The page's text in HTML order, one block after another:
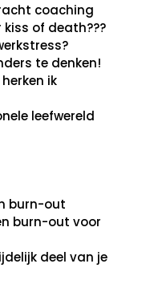
coaching
of death???
te denken!
ik
leefwereld
burn-out
burn-out voor
deel van je